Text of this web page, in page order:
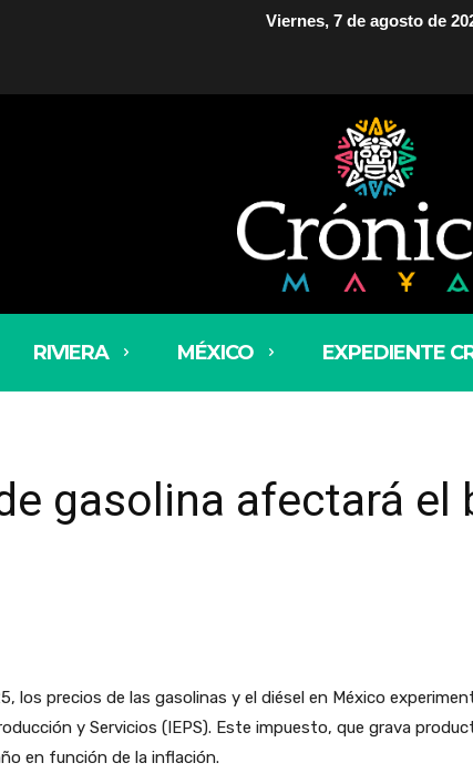
Viernes, 7 de agosto de
RIVIERA MÉXICO EXPEDIENTE
gasolina afectará el
los precios de las gasolinas y el diésel en México
y Servicios (IEPS). Este impuesto, que grava
en función de la inflación.